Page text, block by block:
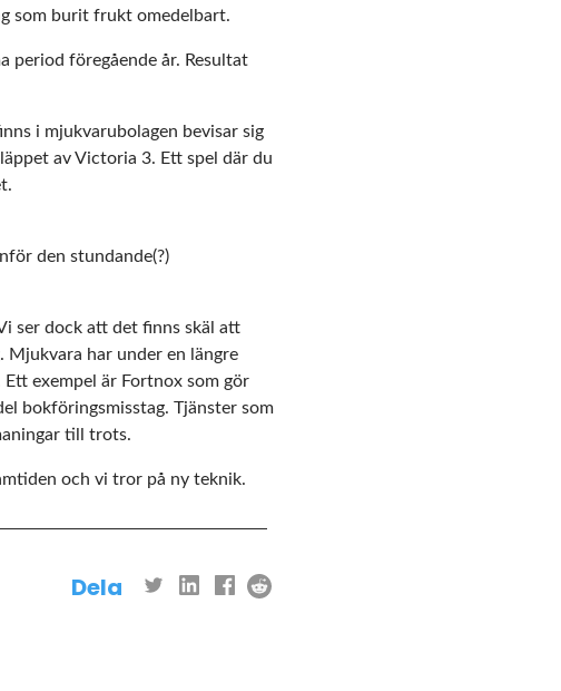
som burit frukt omedelbart.
period föregående år. Resultat
i mjukvarubolagen bevisar sig
av Victoria 3. Ett spel där du
den stundande(?)
ser dock att det finns skäl att
Mjukvara har under en längre
exempel är Fortnox som gör
bokföringsmisstag. Tjänster som
till trots.
och vi tror på ny teknik.
Dela